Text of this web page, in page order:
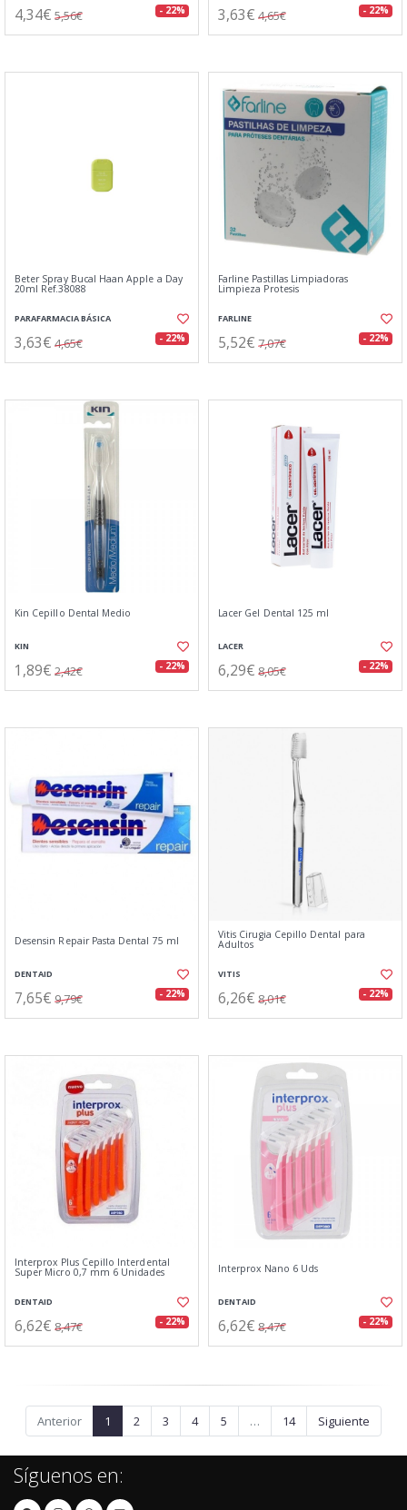
4,34€ 5,56€ - 22% 3,63€ 4,65€ - 22%
Beter Spray Bucal Haan Apple a Day
20ml Ref.38088
PARAFARMACIA BÁSICA
3,63€ 4,65€ - 22%
Farline Pastillas Limpiadoras
Limpieza Protesis
FARLINE
5,52€ 7,07€ - 22%
Kin Cepillo Dental Medio
KIN
1,89€ 2,42€ - 22%
Lacer Gel Dental 125 ml
LACER
6,29€ 8,05€ - 22%
Desensin Repair Pasta Dental 75 ml
DENTAID
7,65€ 9,79€ - 22%
Vitis Cirugia Cepillo Dental para
Adultos
VITIS
6,26€ 8,01€ - 22%
Interprox Plus Cepillo Interdental
Super Micro 0,7 mm 6 Unidades
DENTAID
6,62€ 8,47€ - 22%
Interprox Nano 6 Uds
DENTAID
6,62€ 8,47€ - 22%
Anterior 1 2 3 4 5 … 14 Siguiente
Síguenos en: